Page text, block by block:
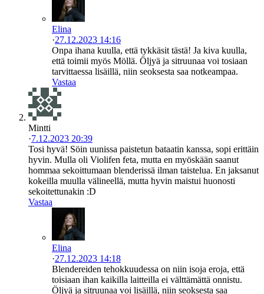
Elina
·27.12.2023 14:16
Onpa ihana kuulla, että tykkäsit tästä! Ja kiva kuulla,
että toimii myös Möllä. Öljyä ja sitruunaa voi tosiaan
tarvittaessa lisäillä, niin seoksesta saa notkeampaa.
Vastaa
Mintti
·7.12.2023 20:39
Tosi hyvä! Söin uunissa paistetun bataatin kanssa, sopi erittäin
hyvin. Mulla oli Violifen feta, mutta en myöskään saanut
hommaa sekoittumaan blenderissä ilman taistelua. En jaksanut
kokeilla muulla välineellä, mutta hyvin maistui huonosti
sekoitettunakin :D
Vastaa
Elina
·27.12.2023 14:18
Blendereiden tehokkuudessa on niin isoja eroja, että
toisiaan ihan kaikilla laitteilla ei välttämättä onnistu.
Öljyä ja sitruunaa voi lisäillä, niin seoksesta saa